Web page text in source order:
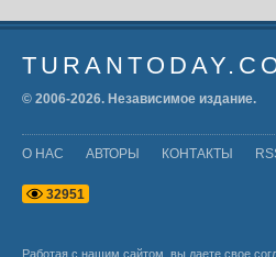
© 2006-2026. Независимое издание.
О НАС АВТОРЫ КОНТАКТЫ
32951
Работая с нашим сайтом, вы даете свое